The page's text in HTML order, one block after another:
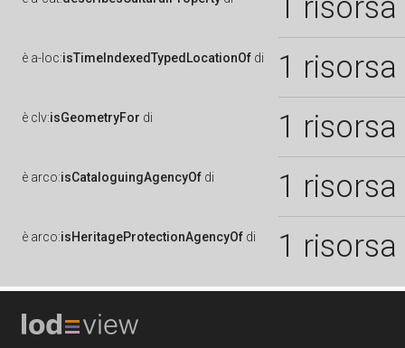
1 risorsa
è a-loc:isTimeIndexedTypedLocationOf di 1 risorsa
è clv:isGeometryFor di 1 risorsa
è arco:isCataloguingAgencyOf di 1 risorsa
è arco:isHeritageProtectionAgencyOf di 1 risorsa